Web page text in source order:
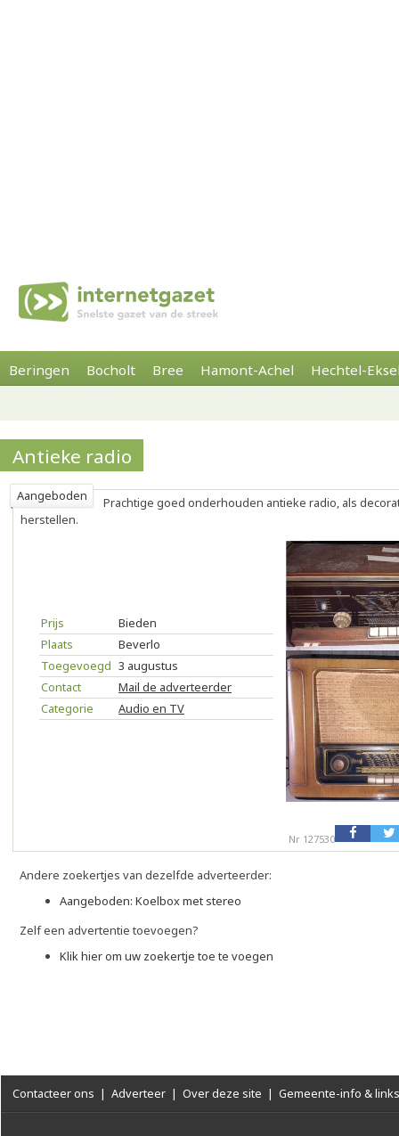
Beringen Bocholt Bree Hamont-Achel Hechtel-
Antieke radio
Aangeboden
Prachtige goed onderhouden antieke radio, als
herstellen.
Prijs
Bieden
Plaats
Beverlo
Toegevoegd 3 augustus
Contact
Mail de adverteerder
Categorie
Audio en TV
Nr 127530
Andere zoekertjes van dezelfde adverteerder:
Aangeboden: Koelbox met stereo
Zelf een advertentie toevoegen?
Klik hier om uw zoekertje toe te voegen
Contacteer ons | Adverteer | Over deze site | Gemeente-info & links